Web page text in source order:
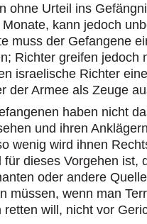
ohne Urteil ins
kann jedoch
muss der Gefangene
Richter greifen jedoch
israelische Richter
der Armee als Zeuge
haben nicht
und ihren
wenig wird ihnen
für dieses Vorgehen ist,
oder andere
müssen, wenn man
retten will, nicht vor